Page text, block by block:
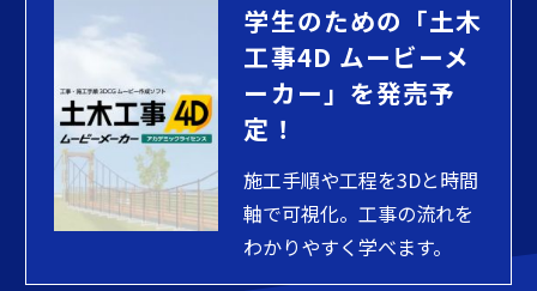
学生のための「土木
工事4D ムービーメ
ーカー」を発売予
定！
施工手順や工程を3Dと時間
軸で可視化。工事の流れを
わかりやすく学べます。